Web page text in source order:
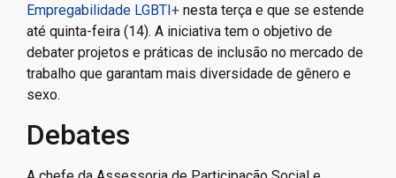
Empregabilidade LGBTI+ nesta terça e que se estende
até quinta-feira (14). A iniciativa tem o objetivo de
debater projetos e práticas de inclusão no mercado de
trabalho que garantam mais diversidade de gênero e
sexo.
Debates